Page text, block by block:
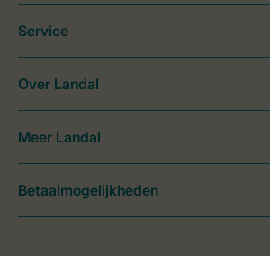
Service
Over Landal
Meer Landal
Betaalmogelijkheden